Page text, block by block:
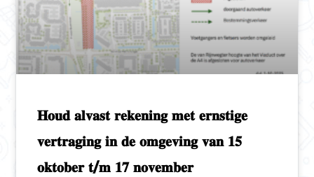
𝐇𝐨𝐮𝐝 𝐚𝐥𝐯𝐚𝐬𝐭 𝐫𝐞𝐤𝐞𝐧𝐢𝐧𝐠 𝐦𝐞𝐭 𝐞𝐫𝐧𝐬𝐭𝐢𝐠𝐞
𝐯𝐞𝐫𝐭𝐫𝐚𝐠𝐢𝐧𝐠 𝐢𝐧 𝐝𝐞 𝐨𝐦𝐠𝐞𝐯𝐢𝐧𝐠 𝐯𝐚𝐧 𝟏𝟓
𝐨𝐤𝐭𝐨𝐛𝐞𝐫 𝐭/𝐦 𝟏𝟕 𝐧𝐨𝐯𝐞𝐦𝐛𝐞𝐫